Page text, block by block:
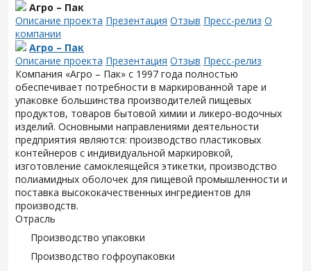
Агро – Пак
Описание проекта Презентация Отзыв Пресс-релиз О
компании
Агро – Пак
Описание проекта Презентация Отзыв Пресс-релиз
Компания «Агро – Пак» с 1997 года полностью
обеспечивает потребности в маркированной таре и
упаковке большинства производителей пищевых
продуктов, товаров бытовой химии и ликеро-водочных
изделий. Основными направлениями деятельности
предприятия являются: производство пластиковых
контейнеров с индивидуальной маркировкой,
изготовление самоклеящейся этикетки, производство
полиамидных оболочек для пищевой промышленности и
поставка высококачественных ингредиентов для
производств.
Отрасль
Производство упаковки
Производство гофроупаковки